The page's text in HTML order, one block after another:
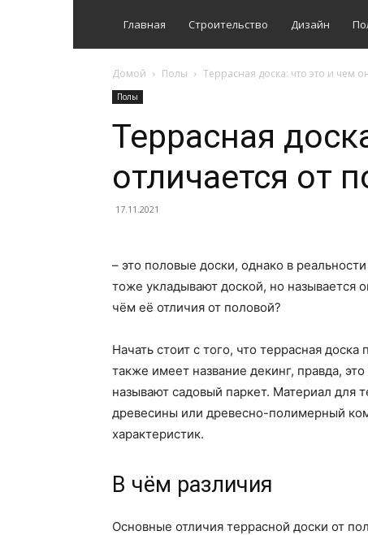
Главная Строительство Дизайн
Домой Полы Террасная доска: что это и чем
Полы
Террасная
отличается от
17.11.2021
– это половые доски, однако в
тоже укладывают доской, но называется
чём её отличия от половой?
Начать стоит с того, что террасная
также имеет название декинг, правда,
называют садовый паркет. Материал для
древесины или древесно-полимерный
характеристик.
В чём различия
Основные отличия террасной доски от